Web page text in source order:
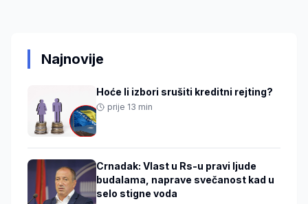
Najnovije
Hoće li izbori srušiti kreditni rejting?
prije 13 min
Crnadak: Vlast u Rs-u pravi ljude
budalama, naprave svečanost kad u
selo stigne voda